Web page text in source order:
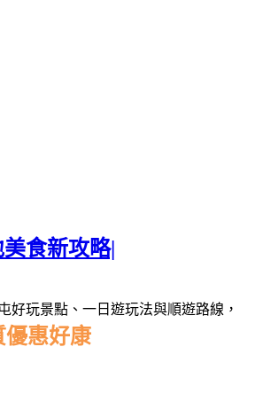
食新攻略|
好玩景點、一日遊玩法與順遊路線，
優惠好康